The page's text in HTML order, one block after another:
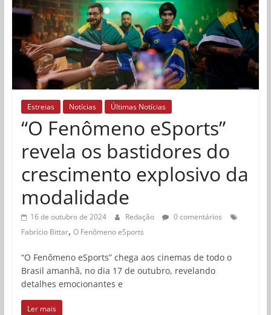
Estreias Notícias Últimas Notícias
“O Fenômeno eSports”
revela os bastidores do
crescimento explosivo da
modalidade
16 de outubro de 2024 Redação
0 comentários
Fabrício Bittar, O Fenômeno eSports
“O Fenômeno eSports” chega aos cinemas de todo o
Brasil amanhã, no dia 17 de outubro, revelando
detalhes emocionantes e
Ler mais